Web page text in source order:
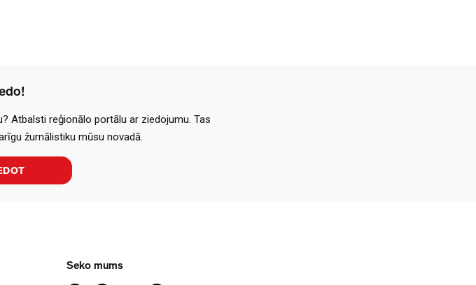
Atbalsti reģionālo portālu ar ziedojumu. Tas
žurnālistiku mūsu novadā.
Seko mums